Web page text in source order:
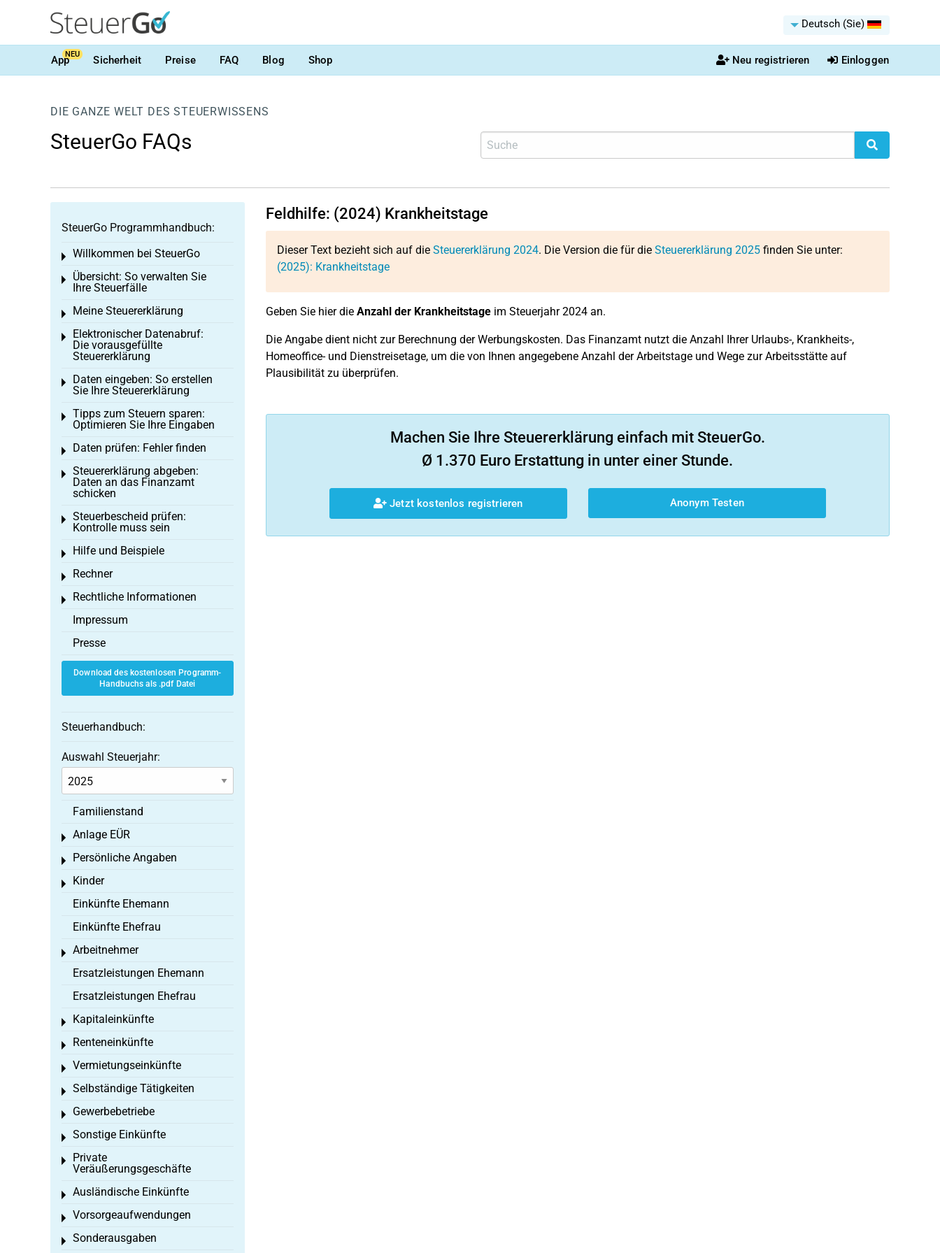
Deutsch (Sie)
AppNEU Sicherheit Preise FAQ Blog Shop Neu registrieren Einloggen
DIE GANZE WELT DES STEUERWISSENS
SteuerGo FAQs
Feldhilfe: (2024) Krankheitstage
Dieser Text bezieht sich auf die Steuererklärung 2024. Die Version die für die Steuererklärung 2025finden Sie unter:
(2025): Krankheitstage
Geben Sie hier die Anzahl der Krankheitstageim Steuerjahr 2024 an.
Die Angabe dient nicht zur Berechnung der Werbungskosten. Das Finanzamt nutzt die Anzahl Ihrer Urlaubs-, Krankheits-,
Homeoffice- und Dienstreisetage, um die von Ihnen angegebene Anzahl der Arbeitstage und Wege zur Arbeitsstätte auf
Plausibilität zu überprüfen.
Machen Sie Ihre Steuererklärung einfach mit SteuerGo.
Ø 1.370 Euro Erstattung in unter einer Stunde.
Jetzt kostenlos registrieren Anonym Testen
SteuerGo Programmhandbuch:
Willkommen bei SteuerGo
Toggle menu
Übersicht: So verwalten Sie
Ihre Steuerfälle
Toggle menu
Meine Steuererklärung
Toggle menu
Elektronischer Datenabruf:
Die vorausgefüllte
Steuererklärung
Toggle menu
Daten eingeben: So erstellen
Sie Ihre Steuererklärung
Toggle menu
Tipps zum Steuern sparen:
Optimieren Sie Ihre Eingaben
Toggle menu
Daten prüfen: Fehler finden
Toggle menu
Steuererklärung abgeben:
Daten an das Finanzamt
schicken
Toggle menu
Steuerbescheid prüfen:
Kontrolle muss sein
Toggle menu
Hilfe und Beispiele
Toggle menu
Rechner
Toggle menu
Rechtliche Informationen
Toggle menu
Impressum
Presse
Download des kostenlosen Programm-
Handbuchs als .pdf Datei
Steuerhandbuch:
Auswahl Steuerjahr:
Familienstand
Anlage EÜR
Toggle menu
Persönliche Angaben
Toggle menu
Kinder
Toggle menu
Einkünfte Ehemann
Einkünfte Ehefrau
Arbeitnehmer
Toggle menu
Ersatzleistungen Ehemann
Ersatzleistungen Ehefrau
Kapitaleinkünfte
Toggle menu
Renteneinkünfte
Toggle menu
Vermietungseinkünfte
Toggle menu
Selbständige Tätigkeiten
Toggle menu
Gewerbebetriebe
Toggle menu
Sonstige Einkünfte
Toggle menu
Private
Veräußerungsgeschäfte
Toggle menu
Ausländische Einkünfte
Toggle menu
Vorsorgeaufwendungen
Toggle menu
Sonderausgaben
Toggle menu